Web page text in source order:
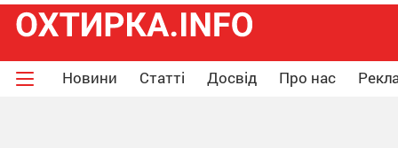
Новини Статті Досвід Про нас